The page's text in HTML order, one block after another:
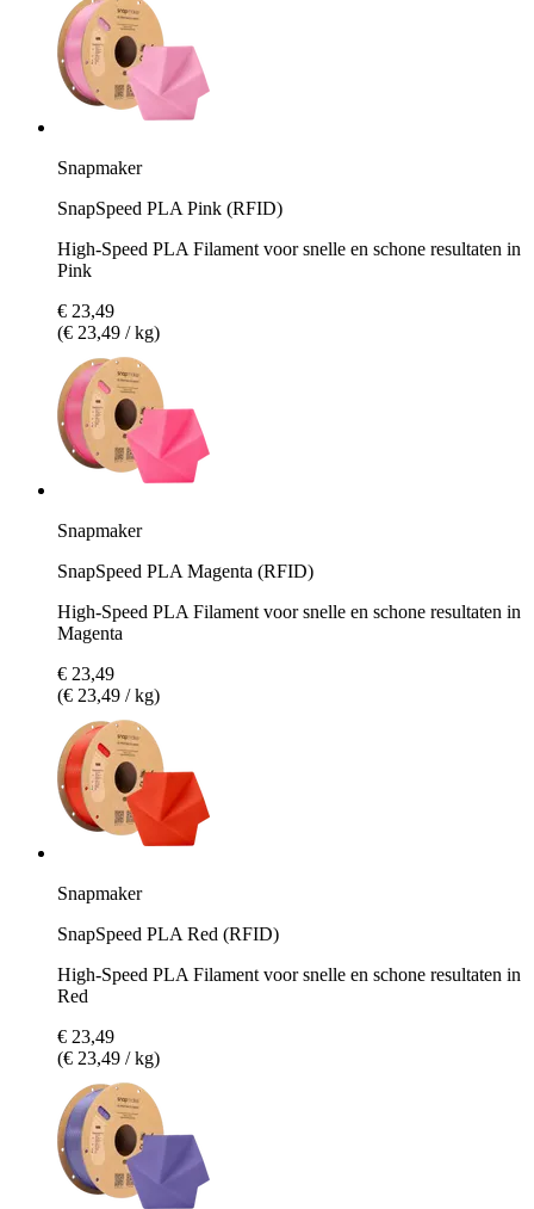
Snapmaker
SnapSpeed PLA Pink (RFID)
High-Speed PLA Filament voor snelle en schone resultaten in
Pink
€ 23,49
(€ 23,49 / kg)
Snapmaker
SnapSpeed PLA Magenta (RFID)
High-Speed PLA Filament voor snelle en schone resultaten in
Magenta
€ 23,49
(€ 23,49 / kg)
Snapmaker
SnapSpeed PLA Red (RFID)
High-Speed PLA Filament voor snelle en schone resultaten in
Red
€ 23,49
(€ 23,49 / kg)